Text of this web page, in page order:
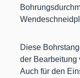
Diese
der Bearbeitung
Auch für den